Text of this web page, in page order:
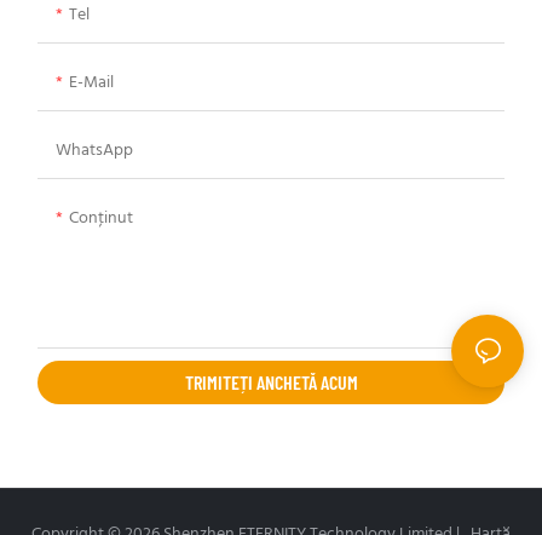
Tel
E-Mail
WhatsApp
Conţinut
TRIMITEȚI ANCHETĂ ACUM